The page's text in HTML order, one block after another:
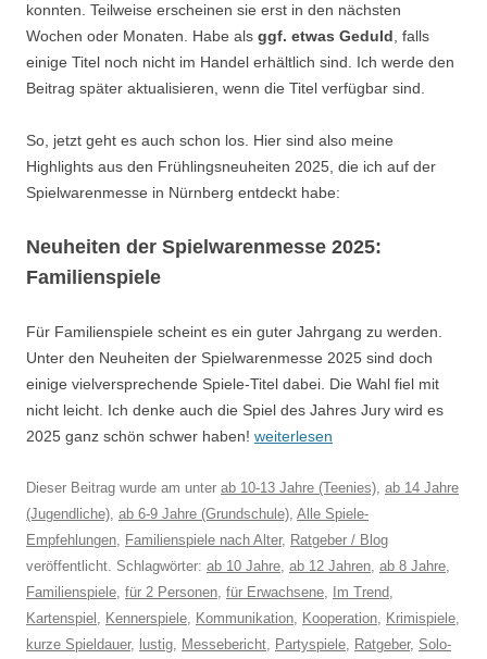
konnten. Teilweise erscheinen sie erst in den nächsten
Wochen oder Monaten. Habe als ggf. etwas Geduld, falls
einige Titel noch nicht im Handel erhältlich sind. Ich werde den
Beitrag später aktualisieren, wenn die Titel verfügbar sind.
So, jetzt geht es auch schon los. Hier sind also meine
Highlights aus den Frühlingsneuheiten 2025, die ich auf der
Spielwarenmesse in Nürnberg entdeckt habe:
Neuheiten der Spielwarenmesse 2025:
Familienspiele
Für Familienspiele scheint es ein guter Jahrgang zu werden.
Unter den Neuheiten der Spielwarenmesse 2025 sind doch
einige vielversprechende Spiele-Titel dabei. Die Wahl fiel mit
nicht leicht. Ich denke auch die Spiel des Jahres Jury wird es
2025 ganz schön schwer haben! weiterlesen
Dieser Beitrag wurde am unter ab 10-13 Jahre (Teenies), ab 14 Jahre
(Jugendliche), ab 6-9 Jahre (Grundschule), Alle Spiele-
Empfehlungen, Familienspiele nach Alter, Ratgeber / Blog
veröffentlicht. Schlagwörter: ab 10 Jahre, ab 12 Jahren, ab 8 Jahre,
Familienspiele, für 2 Personen, für Erwachsene, Im Trend,
Kartenspiel , Kennerspiele, Kommunikation, Kooperation, Krimispiele,
kurze Spieldauer, lustig, Messebericht, Partyspiele, Ratgeber, Solo-